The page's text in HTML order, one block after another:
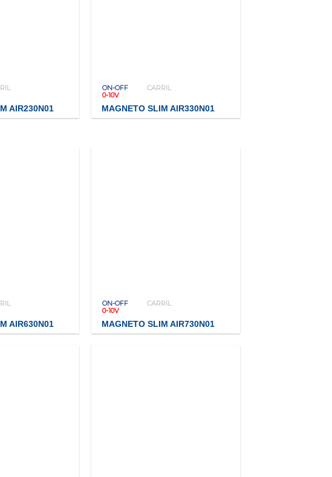
AIR230N01
ON-OFF
CARRIL
0-10V
MAGNETO SLIM AIR330N01
AIR630N01
ON-OFF
CARRIL
0-10V
MAGNETO SLIM AIR730N01